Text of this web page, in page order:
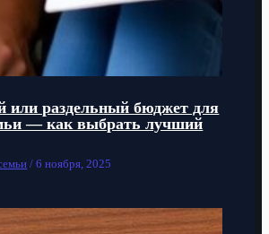
или раздельный бюджет для
— как выбрать лучший
/6 ноября, 2025